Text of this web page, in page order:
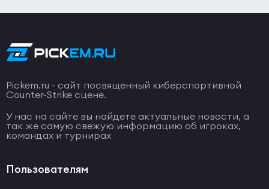
Pickem.ru - сайт посвященный киберспортивной
Counter-Strike сцене.
У нас на сайте вы найдете актуальные новости, а
так же самую свежую информацию об игроках,
командах и турнирах
Пользователям